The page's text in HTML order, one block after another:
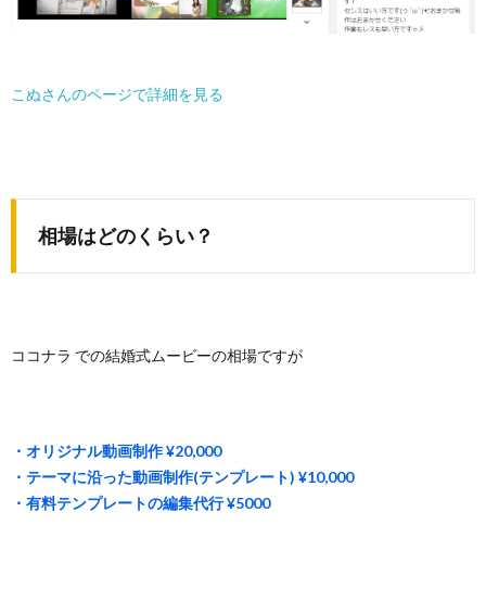
こぬさんのページで詳細を見る
相場はどのくらい？
ココナラ での結婚式ムービーの相場ですが
・オリジナル動画制作 ¥20,000
・テーマに沿った動画制作(テンプレート) ¥10,000
・有料テンプレートの編集代行 ¥5000